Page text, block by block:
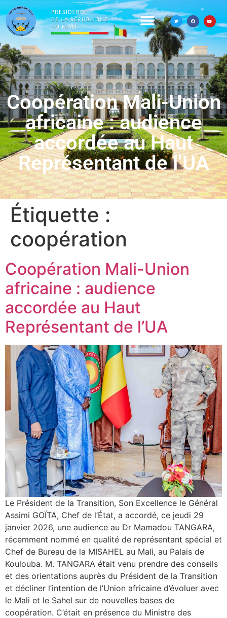
Coopération Mali-Union
africaine : audience
accordée au Haut
Représentant de l’UA
Étiquette :
coopération
Coopération Mali-Union
africaine : audience
accordée au Haut
Représentant de l’UA
Le Président de la Transition, Son Excellence le Général
Assimi GOÏTA, Chef de l’État, a accordé, ce jeudi 29
janvier 2026, une audience au Dr Mamadou TANGARA,
récemment nommé en qualité de représentant spécial et
Chef de Bureau de la MISAHEL au Mali, au Palais de
Koulouba. M. TANGARA était venu prendre des conseils
et des orientations auprès du Président de la Transition
et décliner l’intention de l’Union africaine d’évoluer avec
le Mali et le Sahel sur de nouvelles bases de
coopération. C’était en présence du Ministre des